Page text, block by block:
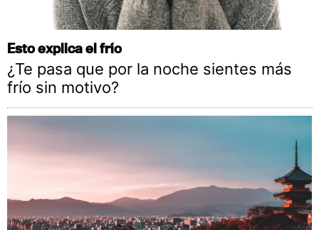
Esto explica el frío
¿Te pasa que por la noche sientes más
frío sin motivo?